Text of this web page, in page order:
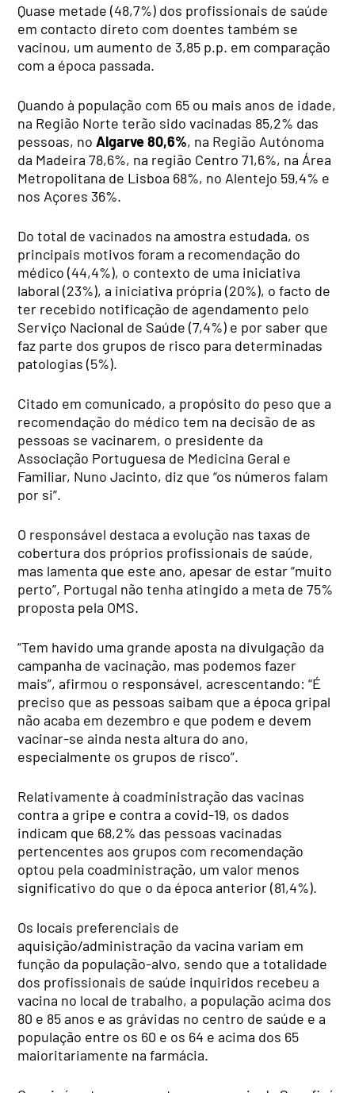
Quase metade (48,7%) dos profissionais de saúde
em contacto direto com doentes também se
vacinou, um aumento de 3,85 p.p. em comparação
com a época passada.
Quando à população com 65 ou mais anos de idade,
na Região Norte terão sido vacinadas 85,2% das
pessoas, noAlgarve 80,6%, na Região Autónoma
da Madeira 78,6%, na região Centro 71,6%, na Área
Metropolitana de Lisboa 68%, no Alentejo 59,4% e
nos Açores 36%.
Do total de vacinados na amostra estudada, os
principais motivos foram a recomendação do
médico (44,4%), o contexto de uma iniciativa
laboral (23%), a iniciativa própria (20%), o facto de
ter recebido notificação de agendamento pelo
Serviço Nacional de Saúde (7,4%) e por saber que
faz parte dos grupos de risco para determinadas
patologias (5%).
Citado em comunicado, a propósito do peso que a
recomendação do médico tem na decisão de as
pessoas se vacinarem, o presidente da
Associação Portuguesa de Medicina Geral e
Familiar, Nuno Jacinto, diz que “os números falam
por si”.
O responsável destaca a evolução nas taxas de
cobertura dos próprios profissionais de saúde,
mas lamenta que este ano, apesar de estar “muito
perto”, Portugal não tenha atingido a meta de 75%
proposta pela OMS.
“Tem havido uma grande aposta na divulgação da
campanha de vacinação, mas podemos fazer
mais”, afirmou o responsável, acrescentando: “É
preciso que as pessoas saibam que a época gripal
não acaba em dezembro e que podem e devem
vacinar-se ainda nesta altura do ano,
especialmente os grupos de risco”.
Relativamente à coadministração das vacinas
contra a gripe e contra a covid-19, os dados
indicam que 68,2% das pessoas vacinadas
pertencentes aos grupos com recomendação
optou pela coadministração, um valor menos
significativo do que o da época anterior (81,4%).
Os locais preferenciais de
aquisição/administração da vacina variam em
função da população-alvo, sendo que a totalidade
dos profissionais de saúde inquiridos recebeu a
vacina no local de trabalho, a população acima dos
80 e 85 anos e as grávidas no centro de saúde e a
população entre os 60 e os 64 e acima dos 65
maioritariamente na farmácia.